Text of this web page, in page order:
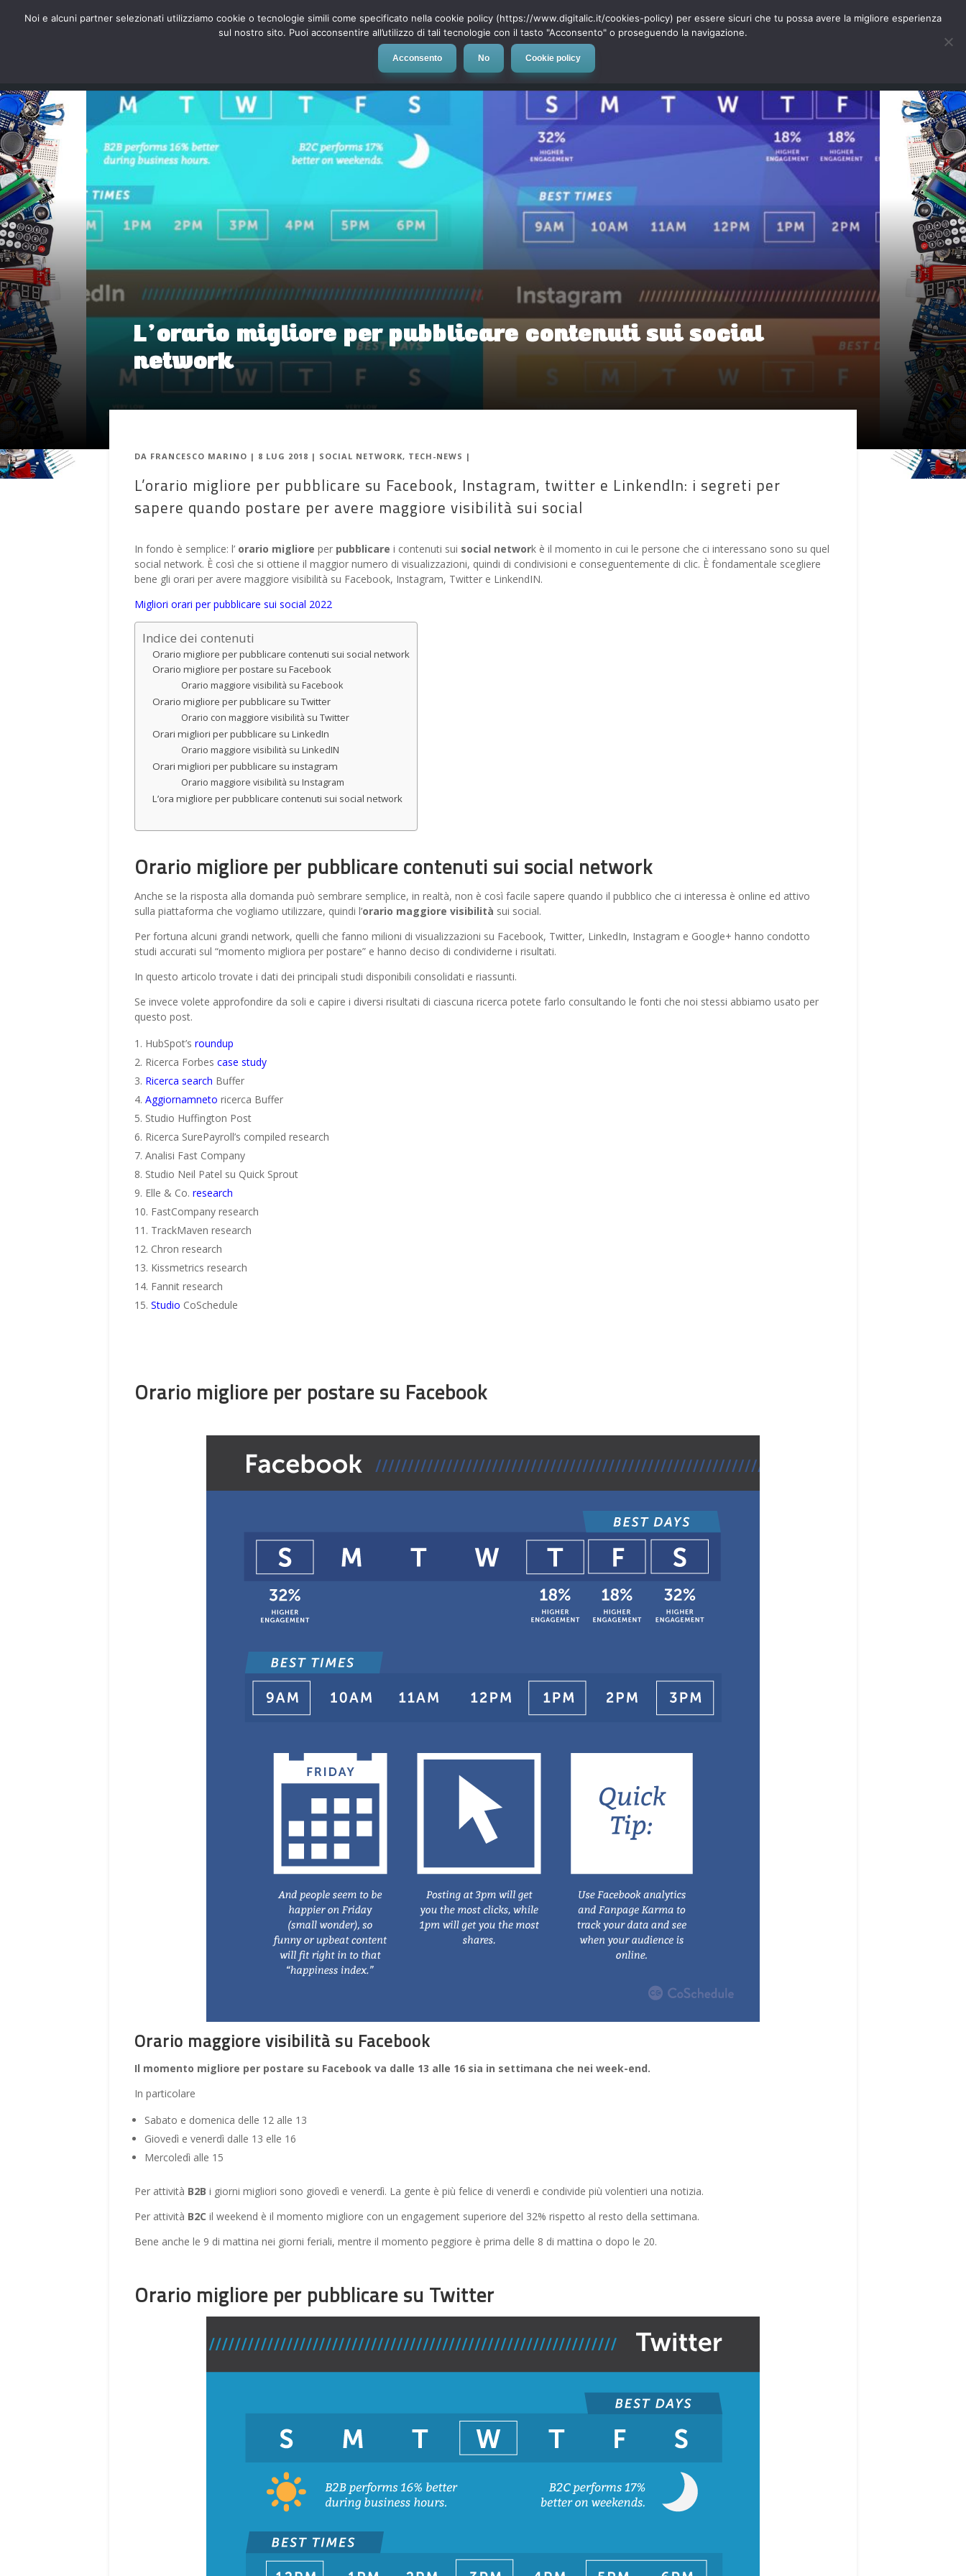
Social Network App Automotive Tech-News
L’orario migliore per pubblicare contenuti sui social
network
DA FRANCESCO MARINO | 8 LUG 2018 | SOCIAL NETWORK, TECH-NEWS |
L’orario migliore per pubblicare su Facebook, Instagram, twitter e LinkendIn: i segreti per
sapere quando postare per avere maggiore visibilità sui social
In fondo è semplice: l’ orario migliore per pubblicare i contenuti sui social network è il momento in cui le persone che ci interessano sono su quel
social network. È così che si ottiene il maggior numero di visualizzazioni, quindi di condivisioni e conseguentemente di clic. È fondamentale scegliere
bene gli orari per avere maggiore visibilità su Facebook, Instagram, Twitter e LinkendIN.
Migliori orari per pubblicare sui social 2022
Indice dei contenuti
Orario migliore per pubblicare contenuti sui social network
Orario migliore per postare su Facebook
Orario maggiore visibilità su Facebook
Orario migliore per pubblicare su Twitter
Orario con maggiore visibilità su Twitter
Orari migliori per pubblicare su LinkedIn
Orario maggiore visibilità su LinkedIN
Orari migliori per pubblicare su instagram
Orario maggiore visibilità su Instagram
L’ora migliore per pubblicare contenuti sui social network
Orario migliore per pubblicare contenuti sui social network
Anche se la risposta alla domanda può sembrare semplice, in realtà, non è così facile sapere quando il pubblico che ci interessa è online ed attivo
sulla piattaforma che vogliamo utilizzare, quindi l’orario maggiore visibilità sui social.
Per fortuna alcuni grandi network, quelli che fanno milioni di visualizzazioni su Facebook, Twitter, LinkedIn, Instagram e Google+ hanno condotto
studi accurati sul “momento migliora per postare” e hanno deciso di condividerne i risultati.
In questo articolo trovate i dati dei principali studi disponibili consolidati e riassunti.
Se invece volete approfondire da soli e capire i diversi risultati di ciascuna ricerca potete farlo consultando le fonti che noi stessi abbiamo usato per
questo post.
HubSpot’s roundup
Ricerca Forbes case study
Ricerca search Buffer
Aggiornamneto ricerca Buffer
Studio Huffington Post
Ricerca SurePayroll’s compiled research
Analisi Fast Company
Studio Neil Patel su Quick Sprout
Elle & Co. research
FastCompany research
TrackMaven research
Chron research
Kissmetrics research
Fannit research
Studio CoSchedule
Orario migliore per postare su Facebook
Orario maggiore visibilità su Facebook
Il momento migliore per postare su Facebook va dalle 13 alle 16 sia in settimana che nei week-end.
In particolare
Sabato e domenica delle 12 alle 13
Giovedì e venerdì dalle 13 elle 16
Mercoledì alle 15
Per attività B2B i giorni migliori sono giovedì e venerdì. La gente è più felice di venerdì e condivide più volentieri una notizia.
Per attività B2C il weekend è il momento migliore con un engagement superiore del 32% rispetto al resto della settimana.
Bene anche le 9 di mattina nei giorni feriali, mentre il momento peggiore è prima delle 8 di mattina o dopo le 20.
Orario migliore per pubblicare su Twitter
Noi e alcuni partner selezionati utilizziamo cookie o tecnologie simili come specificato nella cookie policy (https://www.digitalic.it/cookies-policy) per essere sicuri che tu possa avere la migliore esperienza
sul nostro sito. Puoi acconsentire all’utilizzo di tali tecnologie con il tasto "Acconsento" o proseguendo la navigazione.
Acconsento No Cookie policy